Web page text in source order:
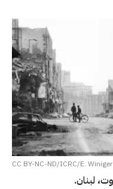
CC BY-NC-ND/ICRC/E. Winiger